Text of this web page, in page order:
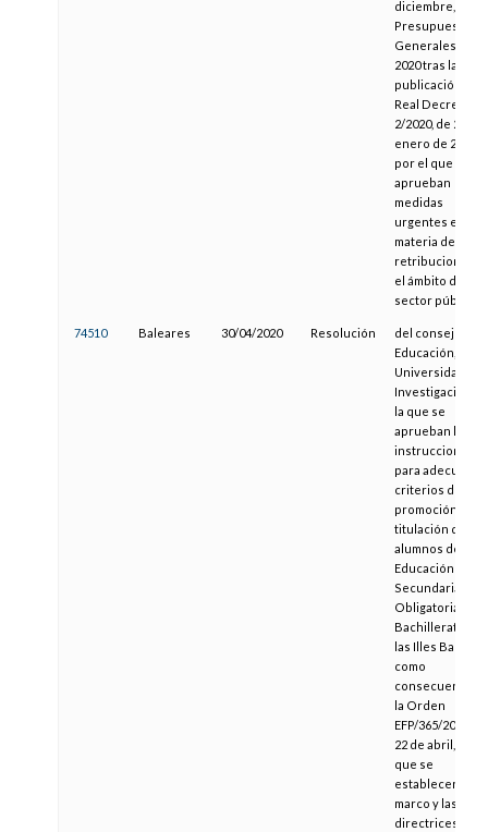
diciembre, de
Presupuestos
Generales para
2020 tras la
publicación del
Real Decreto-
2/2020, de 21 de
enero de 2020,
por el que se
aprueban
medidas
urgentes en
materia de
retribuciones
el ámbito del
sector público
74510 Baleares 30/04/2020 Resolución
del consejero
Educación,
Universidad e
Investigación,
la que se
aprueban las
instrucciones
para adecuar
criterios de
promoción y
titulación de los
alumnos de la
Educación
Secundaria
Obligatoria y del
Bachillerato de
las Illes Balears
como
consecuencia
la Orden
EFP/365/2020, de
22 de abril, por
que se
establecen el
marco y las
directrices de